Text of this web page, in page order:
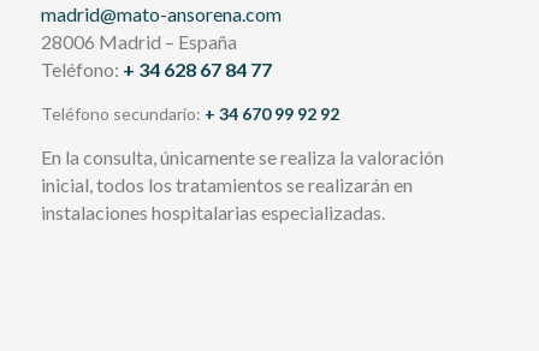
madrid@mato-ansorena.com
28006 Madrid – España
Teléfono: + 34 628 67 84 77
Teléfono secundario: + 34 670 99 92 92
En la consulta, únicamente se realiza la valoración
inicial, todos los tratamientos se realizarán en
instalaciones hospitalarias especializadas.